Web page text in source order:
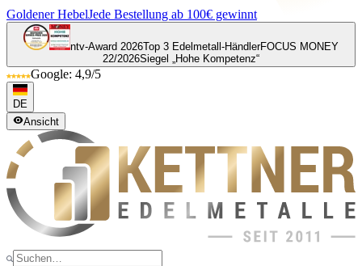
Goldener HebelJede Bestellung ab 100€ gewinnt
ntv-Award 2026Top 3 Edelmetall-HändlerFOCUS MONEY
22/2026Siegel „Hohe Kompetenz“
Google: 4,9/5
DE
Ansicht